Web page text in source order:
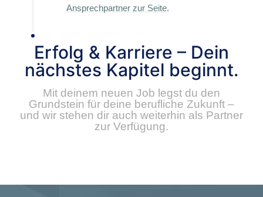
Ansprechpartner zur Seite.
Erfolg & Karriere – Dein
nächstes Kapitel beginnt.
Mit deinem neuen Job legst du den
Grundstein für deine berufliche Zukunft –
und wir stehen dir auch weiterhin als Partner
zur Verfügung.